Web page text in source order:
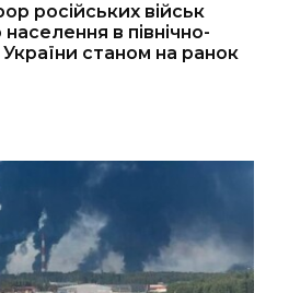
російських військ
в північно-
станом на ранок